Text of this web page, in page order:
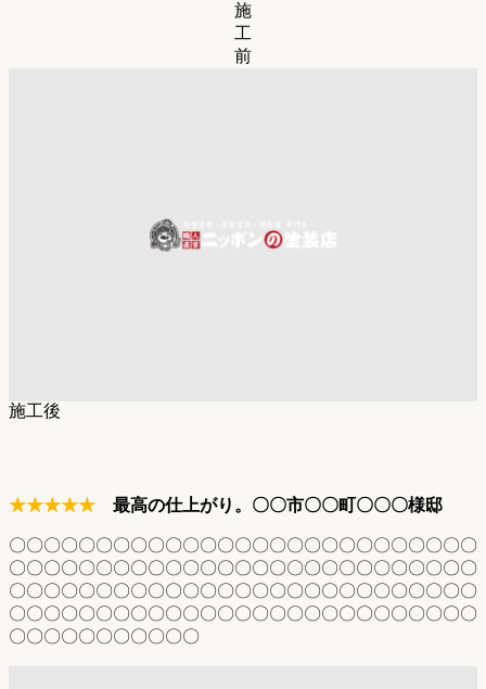
施
工
前
施工後
★★★★★ 最高の仕上がり。〇〇市〇〇町〇〇〇様邸
〇〇〇〇〇〇〇〇〇〇〇〇〇〇〇〇〇〇〇〇〇〇〇〇〇〇〇
〇〇〇〇〇〇〇〇〇〇〇〇〇〇〇〇〇〇〇〇〇〇〇〇〇〇〇
〇〇〇〇〇〇〇〇〇〇〇〇〇〇〇〇〇〇〇〇〇〇〇〇〇〇〇
〇〇〇〇〇〇〇〇〇〇〇〇〇〇〇〇〇〇〇〇〇〇〇〇〇〇〇
〇〇〇〇〇〇〇〇〇〇〇